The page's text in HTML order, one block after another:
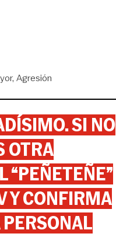
Agresión
SI NO
OTRA
“PEÑETEÑE”
Y CONFIRMA